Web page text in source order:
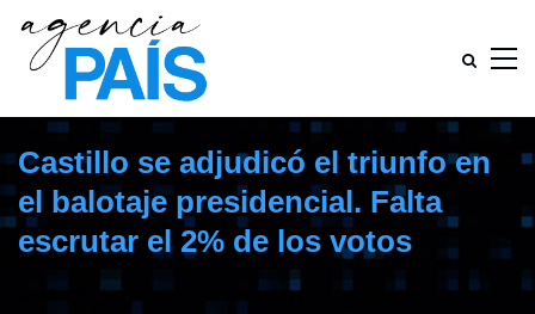
Castillo se adjudicó el triunfo en
el balotaje presidencial. Falta
escrutar el 2% de los votos